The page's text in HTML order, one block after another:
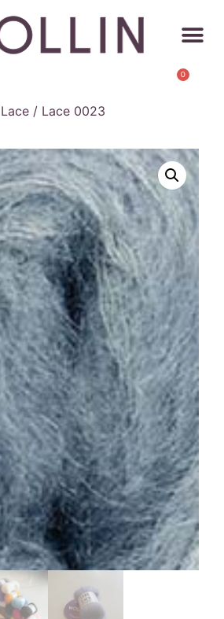
0
Lace / Lace 0023